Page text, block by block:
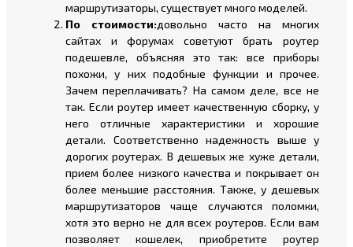
маршрутизаторы, существует много моделей.
По стоимости:довольно часто на многих
сайтах и форумах советуют брать роутер
подешевле, объясняя это так: все приборы
похожи, у них подобные функции и прочее.
Зачем переплачивать? На самом деле, все не
так. Если роутер имеет качественную сборку, у
него отличные характеристики и хорошие
детали. Соответственно надежность выше у
дорогих роутерах. В дешевых же хуже детали,
прием более низкого качества и покрывает он
более меньшие расстояния. Также, у дешевых
маршрутизаторов чаще случаются поломки,
хотя это верно не для всех роутеров. Если вам
позволяет кошелек, приобретите роутер